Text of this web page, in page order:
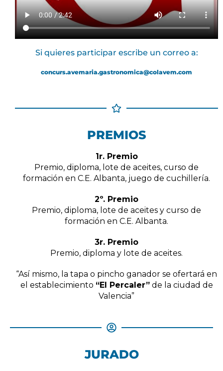
Si quieres participar escribe un correo a:
concurs.avemaria.gastronomica@colavem.com
PREMIOS
1r. Premio
Premio, diploma, lote de aceites, curso de
formación en C.E. Albanta, juego de cuchillería.
2º. Premio
Premio, diploma, lote de aceites y curso de
formación en C.E. Albanta.
3r. Premio
Premio, diploma y lote de aceites.
“Así mismo, la tapa o pincho ganador se ofertará en
el establecimiento “El Percaler”de la ciudad de
Valencia”
JURADO